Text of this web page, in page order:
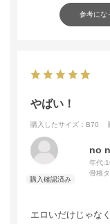
参考にな
やばい！
購入したサイズ：B70
no
年代:
骨格
エロいだけじゃな